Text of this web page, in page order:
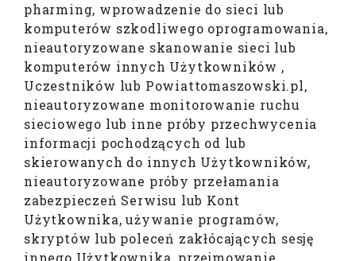
pharming, wprowadzenie do sieci lub
komputerów szkodliwego oprogramowania,
nieautoryzowane skanowanie sieci lub
komputerów innych Użytkowników ,
Uczestników lub Powiattomaszowski.pl,
nieautoryzowane monitorowanie ruchu
sieciowego lub inne próby przechwycenia
informacji pochodzących od lub
skierowanych do innych Użytkowników,
nieautoryzowane próby przełamania
zabezpieczeń Serwisu lub Kont
Użytkownika, używanie programów,
skryptów lub poleceń zakłócających sesję